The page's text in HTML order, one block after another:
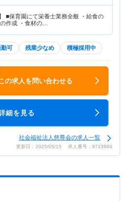
■保育園にて栄養士業務全般 ・給食の
作成 ・食材の…
可 残業少なめ 積極採用中
の求人を問い合わせる
細を見る
社会福祉法人慈尊会の求人一覧
更新日：2025/05/15 求人番号：9723660